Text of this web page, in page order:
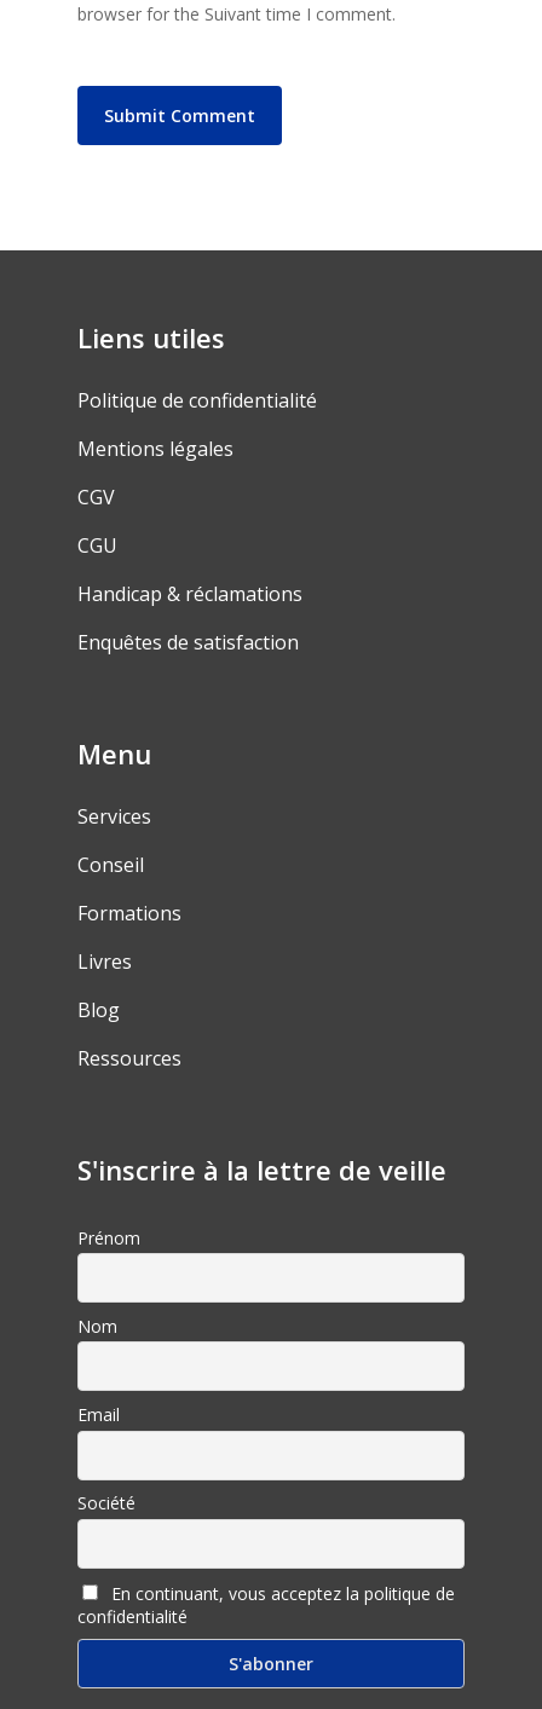
browser for the Suivant time I comment.
Liens utiles
Politique de confidentialité
Mentions légales
CGV
CGU
Handicap & réclamations
Enquêtes de satisfaction
Menu
Services
Conseil
Formations
Livres
Blog
Ressources
S'inscrire à la lettre de veille
Prénom
Nom
Email
Société
En continuant, vous acceptez la politique de
confidentialité